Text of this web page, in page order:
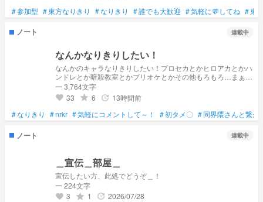
#参加型 #東方なりきり #なりきり #誰でも大歓迎 #気軽に💬してね #東
ノート 連載中
なんかなりきりしたい！
なんかのキャラなりきりしたい！プロセカとかヒロアカとかハ
ンドレとか暗殺教室とかプリオケとかその他もろもろ…まぁ私
が知ってるアニメならなんでもなりきりOK！なりきろ！知っ
てるアニメは1話に載せとくねー
ー 3,764文字
favorite 33 grade 6 update 13時間前
#なりきり #nrkr #気軽にコメントして～！ #初タメ〇 #同界隈さんと繋が
ノート 連載中
＿宣伝＿部屋＿
宣伝したい方、此処でどうぞ＿！
ー 224文字
favorite 3 grade 1 update 2026/07/28